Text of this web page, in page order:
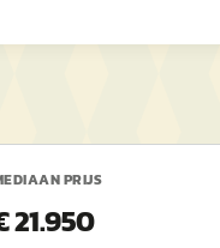
PRIJS
21.950